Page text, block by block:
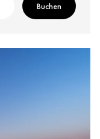
Buchen